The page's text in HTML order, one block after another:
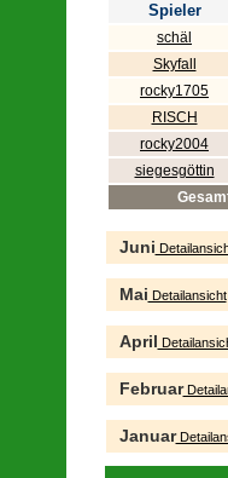
Spieler
schäl
Skyfall
rocky1705
RISCH
rocky2004
siegesgöttin
Juni
Mai Detailansicht
April
Februar
Januar